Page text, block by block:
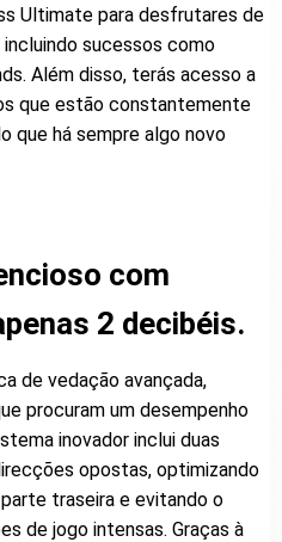
Ultimate para desfrutares de
sucessos como
Além disso, terás acesso a
que estão constantemente
que há sempre algo novo
com
2 decibéis.
de vedação avançada,
procuram um desempenho
inovador inclui duas
opostas, optimizando
traseira e evitando o
de jogo intensas. Graças à